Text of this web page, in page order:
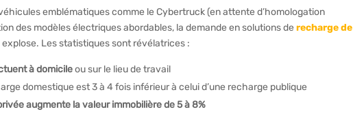
emblématiques comme le Cybertruck (en attente d’homologation
des modèles électriques abordables, la demande en solutions derecharge de
explose. Les statistiques sont révélatrices :
à domicileou sur le lieu de travail
domestique est 3 à 4 fois inférieur à celui d’une recharge publique
augmente la valeur immobilière de 5 à 8%